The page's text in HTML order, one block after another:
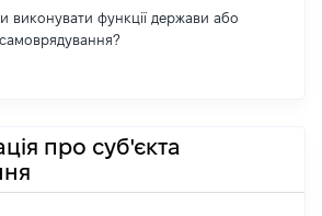
виконувати функції держави або
про суб'єкта